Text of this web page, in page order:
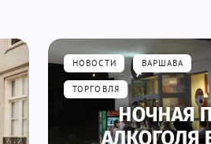
НОВОСТИ ВАРШАВА
ТОРГОВЛЯ